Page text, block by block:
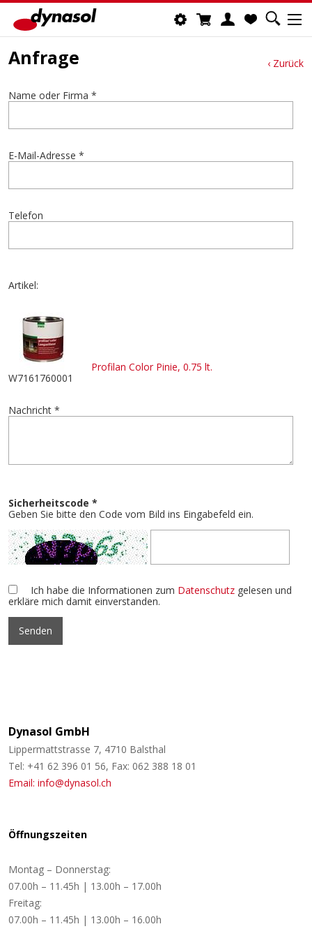
‹ Zurück
Anfrage
Name oder Firma *
E-Mail-Adresse *
Telefon
Artikel:
Profilan Color Pinie, 0.75 lt.
W7161760001
Nachricht *
Sicherheitscode *
Geben Sie bitte den Code vom Bild ins Eingabefeld ein.
Ich habe die Informationen zum Datenschutz gelesen und
erkläre mich damit einverstanden.
Dynasol GmbH
Lippermattstrasse 7, 4710 Balsthal
Tel: +41 62 396 01 56, Fax: 062 388 18 01
Email: info@dynasol.ch
Öffnungszeiten
Montag – Donnerstag:
07.00h – 11.45h | 13.00h – 17.00h
Freitag:
07.00h – 11.45h | 13.00h – 16.00h